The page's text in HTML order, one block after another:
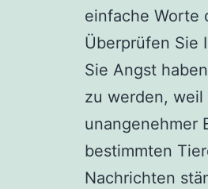
einfache Worte
Überprüfen Sie
Sie Angst
zu werden, weil
unangenehmer
bestimmten
Nachrichten